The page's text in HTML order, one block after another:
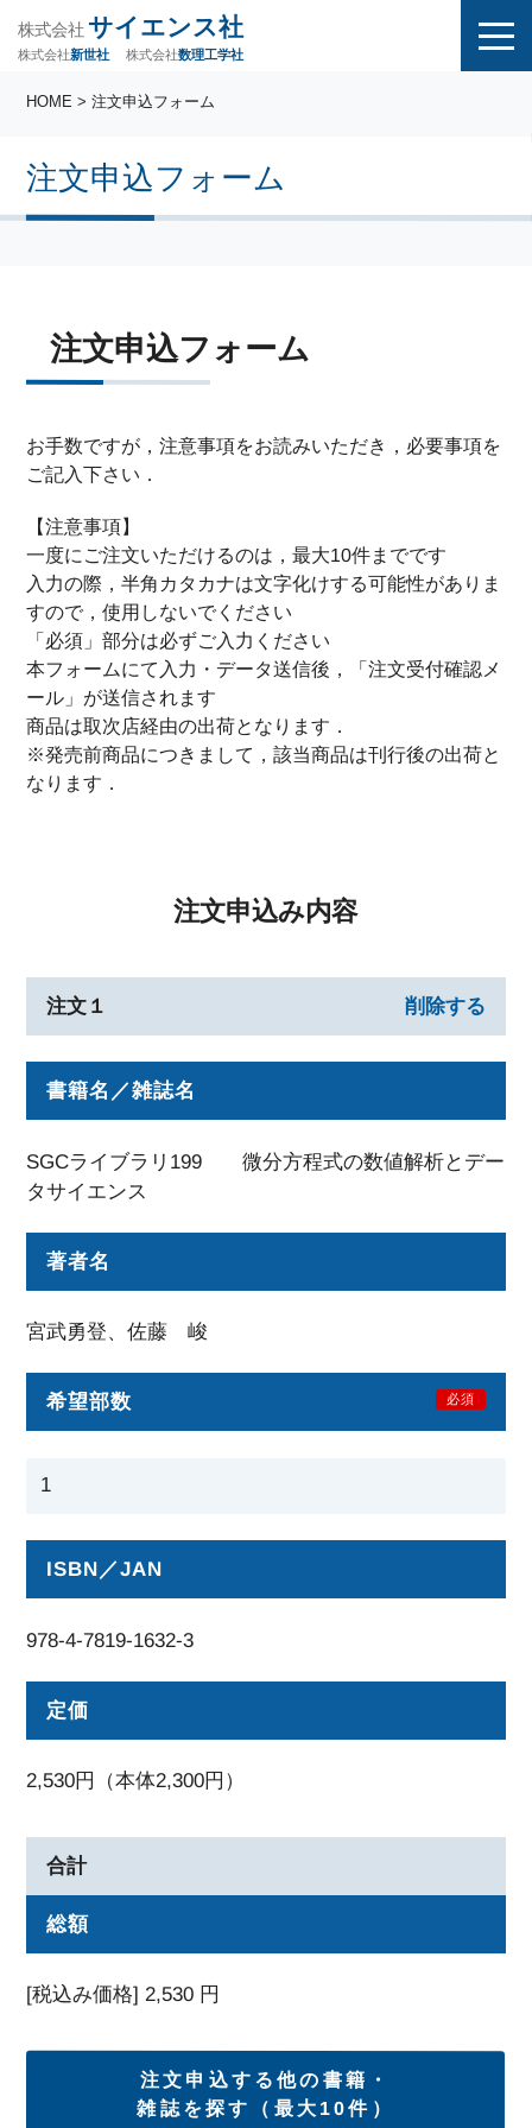
株式会社 サイエンス社
株式会社新世社 株式会社数理工学社
注文申込フォーム
HOME > 注文申込フォーム
注文申込フォーム
お手数ですが，注意事項をお読みいただき，必要事項を
ご記入下さい．
【注意事項】
一度にご注文いただけるのは，最大10件までです
入力の際，半角カタカナは文字化けする可能性がありま
すので，使用しないでください
「必須」部分は必ずご入力ください
本フォームにて入力・データ送信後，「注文受付確認メ
ール」が送信されます
商品は取次店経由の出荷となります．
※発売前商品につきまして，該当商品は刊行後の出荷と
なります．
注文申込み内容
注文１ 削除する
書籍名／雑誌名
SGCライブラリ199 微分方程式の数値解析とデー
タサイエンス
著者名
宮武勇登、佐藤 峻
希望部数 必須
ISBN／JAN
978-4-7819-1632-3
定価
2,530円（本体2,300円）
合計
総額
[税込み価格]2,530 円
注文申込する他の書籍・
雑誌を探す（最大10件）